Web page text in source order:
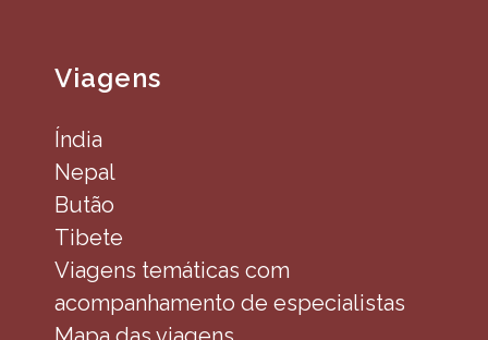
Viagens
Índia
Nepal
Butão
Tibete
Viagens temáticas com
acompanhamento de especialistas